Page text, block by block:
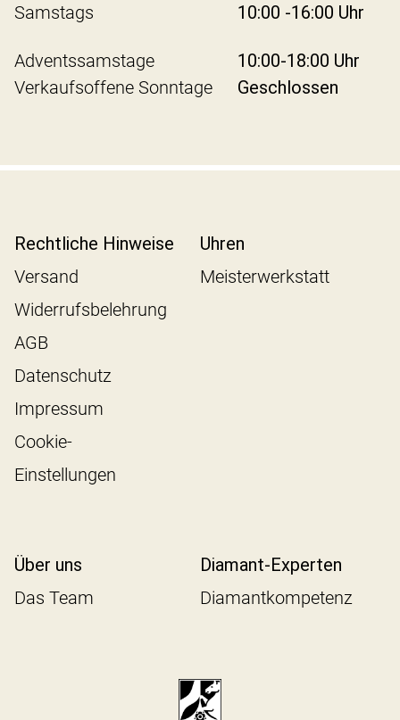
Samstags
10:00 -16:00 Uhr
Adventssamstage
10:00-18:00 Uhr
Verkaufsoffene Sonntage
Geschlossen
Rechtliche Hinweise
Versand
Widerrufsbelehrung
AGB
Datenschutz
Impressum
Cookie-
Einstellungen
Uhren
Meisterwerkstatt
Über uns
Das Team
Diamant-Experten
Diamantkompetenz